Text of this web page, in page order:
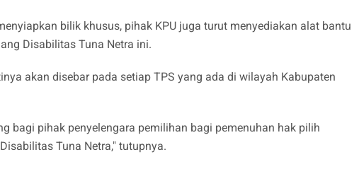
bilik khusus, pihak KPU juga turut menyediakan alat bantu
Disabilitas Tuna Netra ini.
akan disebar pada setiap TPS yang ada di wilayah Kabupaten
bagi pihak penyelengara pemilihan bagi pemenuhan hak pilih
Tuna Netra," tutupnya.